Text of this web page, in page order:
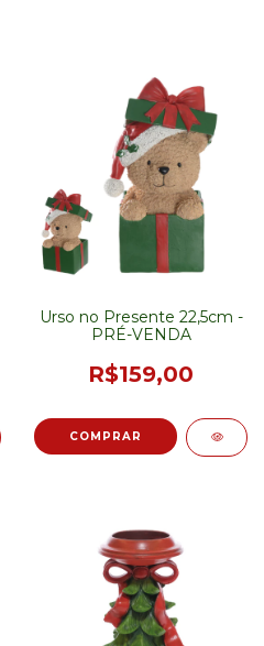
Urso no Presente 22,5cm -
PRÉ-VENDA
R$159,00